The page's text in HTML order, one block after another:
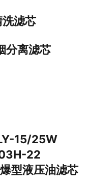
滤芯
离滤芯
15/25W
22
型液压油滤芯